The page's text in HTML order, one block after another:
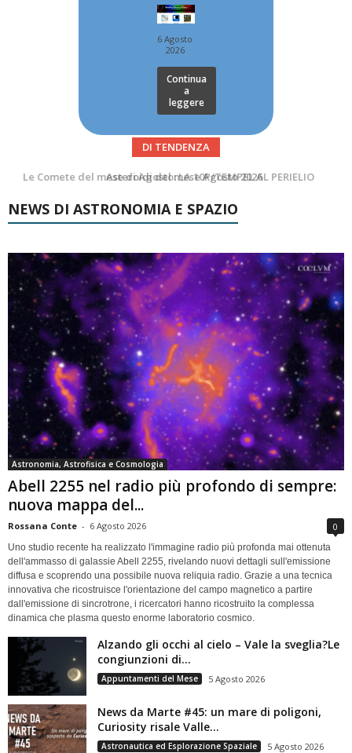
6 Agosto
2026
Continua
a
leggere
DI TENDENZA
Asteroidi del mese Agosto 2026
NEWS DI ASTRONOMIA E SPAZIO
Astronomia, Astrofisica e Cosmologia
Abell 2255 nel radio più profondo di sempre:
nuova mappa del...
Rossana Conte - 6 Agosto 2026 0
Uno studio recente ha realizzato l'immagine radio più profonda mai ottenuta
dell'ammasso di galassie Abell 2255, rivelando nuovi dettagli sull'emissione
diffusa e scoprendo una possibile nuova reliquia radio. Grazie a una tecnica
innovativa che ricostruisce l'orientazione del campo magnetico a partire
dall'emissione di sincrotrone, i ricercatori hanno ricostruito la complessa
dinamica che plasma questo enorme laboratorio cosmico.
Alzando gli occhi al cielo – Vale la sveglia?Le
congiunzioni di...
Appuntamenti del Mese 5 Agosto 2026
News da Marte #45: un mare di poligoni,
Curiosity risale Valle...
Astronautica ed Esplorazione Spaziale 5 Agosto 2026